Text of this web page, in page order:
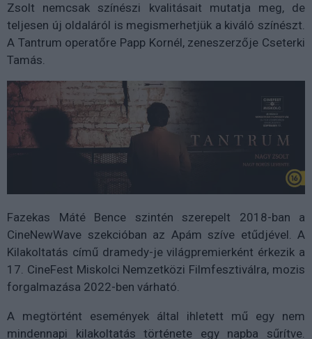
Zsolt nemcsak színészi kvalitásait mutatja meg, de
teljesen új oldaláról is megismerhetjük a kiváló színészt.
A Tantrum operatőre Papp Kornél, zeneszerzője Cseterki
Tamás.
Fazekas Máté Bence szintén szerepelt 2018-ban a
CineNewWave szekcióban az Apám szíve etűdjével. A
Kilakoltatás című dramedy-je világpremierként érkezik a
17. CineFest Miskolci Nemzetközi Filmfesztiválra, mozis
forgalmazása 2022-ben várható.
A megtörtént események által ihletett mű egy nem
mindennapi kilakoltatás története egy napba sűrítve.